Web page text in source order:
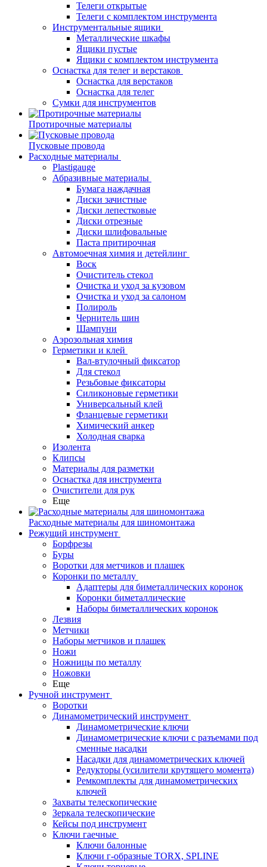
Телеги открытые
Телеги с комплектом инструмента
Инструментальные ящики
Металлические шкафы
Ящики пустые
Ящики с комплектом инструмента
Оснастка для телег и верстаков
Оснастка для верстаков
Оснастка для телег
Сумки для инструментов
Протирочные материалы
Пусковые провода
Расходные материалы
Plastigauge
Абразивные материалы
Бумага наждачная
Диски зачистные
Диски лепестковые
Диски отрезные
Диски шлифовальные
Паста притирочная
Автомоечная химия и детейлинг
Воск
Очиститель стекол
Очистка и уход за кузовом
Очистка и уход за салоном
Полироль
Чернитель шин
Шампуни
Аэрозольная химия
Герметики и клей
Вал-втулочный фиксатор
Для стекол
Резьбовые фиксаторы
Силиконовые герметики
Универсальный клей
Фланцевые герметики
Химический анкер
Холодная сварка
Изолента
Клипсы
Материалы для разметки
Оснастка для инструмента
Очистители для рук
Еще
Расходные материалы для шиномонтажа
Режущий инструмент
Борфрезы
Буры
Воротки для метчиков и плашек
Коронки по металлу
Адаптеры для биметаллических коронок
Коронки биметаллические
Наборы биметаллических коронок
Лезвия
Метчики
Наборы метчиков и плашек
Ножи
Ножницы по металлу
Ножовки
Еще
Ручной инструмент
Воротки
Динамометрический инструмент
Динамометрические ключи
Динамометрические ключи с разъемами под
сменные насадки
Насадки для динамометрических ключей
Редукторы (усилители крутящего момента)
Ремкомплекты для динамометрических
ключей
Захваты телескопические
Зеркала телескопические
Кейсы под инструмент
Ключи гаечные
Ключи балонные
Ключи г-образные TORX, SPLINE